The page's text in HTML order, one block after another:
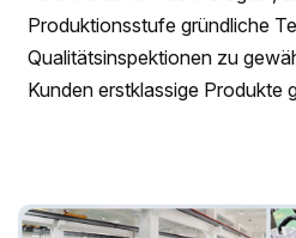
Produktionsstufe gründliche
Qualitätsinspektionen zu
Kunden erstklassige Produkte